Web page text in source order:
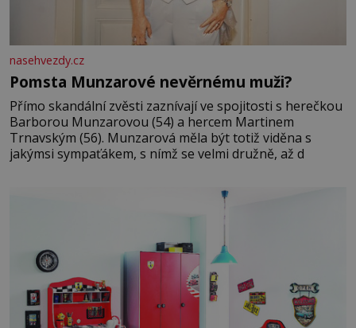
nasehvezdy.cz
Pomsta Munzarové nevěrnému muži?
Přímo skandální zvěsti zaznívají ve spojitosti s herečkou
Barborou Munzarovou (54) a hercem Martinem
Trnavským (56). Munzarová měla být totiž viděna s
jakýmsi sympaťákem, s nímž se velmi družně, až d